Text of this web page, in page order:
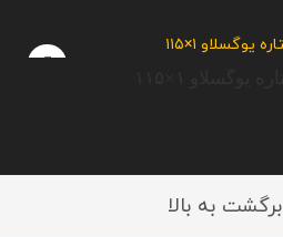
برگشت به بالا